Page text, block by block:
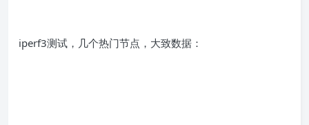
iperf3测试，几个热门节点，大致数据：